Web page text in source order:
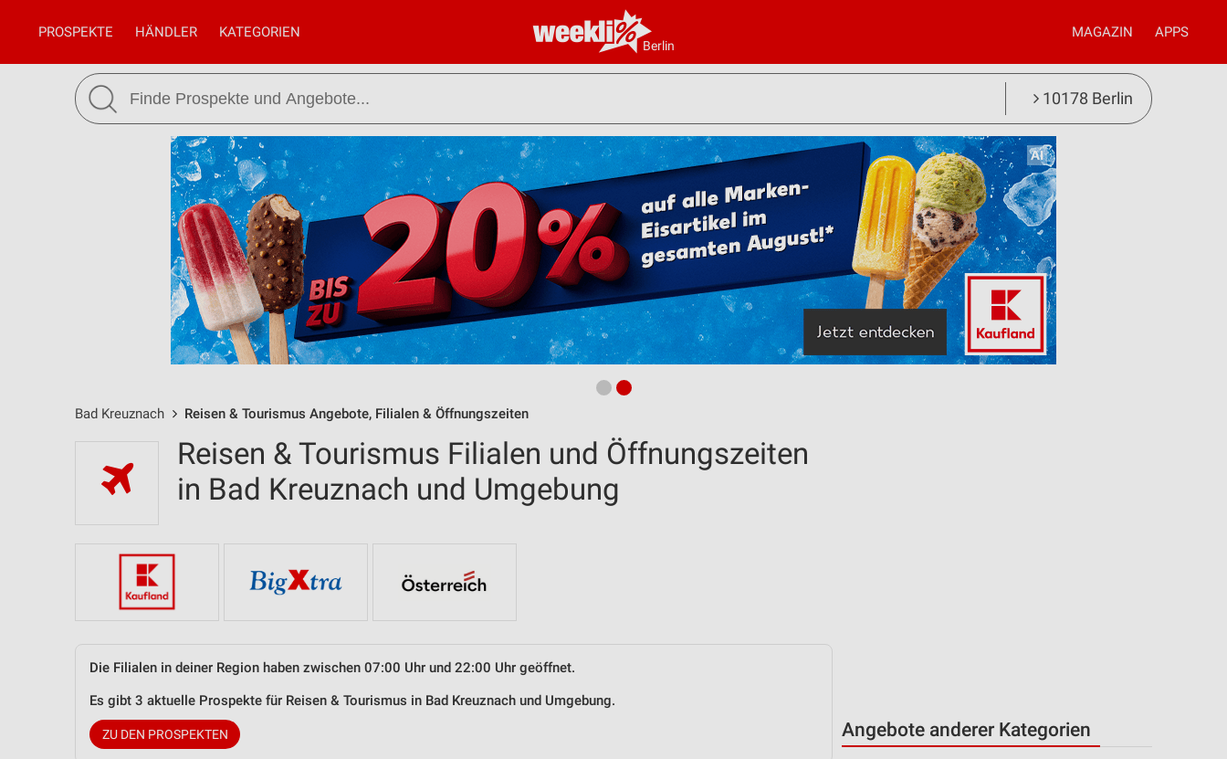
Berlin
PROSPEKTE HÄNDLER KATEGORIEN MAGAZIN APPS
10178 Berlin
Bad Kreuznach Reisen & Tourismus Angebote, Filialen & Öffnungszeiten
Angebote anderer Kategorien
Reisen & Tourismus Filialen und Öffnungszeiten
in Bad Kreuznach und Umgebung
Die Filialen in deiner Region haben zwischen 07:00 Uhr und 22:00 Uhr geöffnet.
Es gibt 3 aktuelle Prospekte für Reisen & Tourismus in Bad Kreuznach und Umgebung.
ZU DEN PROSPEKTEN